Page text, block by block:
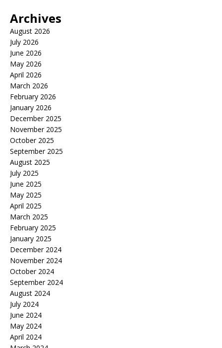
Archives
August 2026
July 2026
June 2026
May 2026
April 2026
March 2026
February 2026
January 2026
December 2025
November 2025
October 2025
September 2025
August 2025
July 2025
June 2025
May 2025
April 2025
March 2025
February 2025
January 2025
December 2024
November 2024
October 2024
September 2024
August 2024
July 2024
June 2024
May 2024
April 2024